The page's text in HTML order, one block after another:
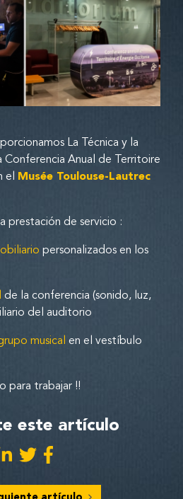
La Técnica y la
Conferencia Anual de Territoire
el
Musée Toulouse-Lautrec
prestación de servicio :
personalizados en los
de la conferencia (sonido, luz,
del auditorio
musical en el vestíbulo
para trabajar !!
este artículo